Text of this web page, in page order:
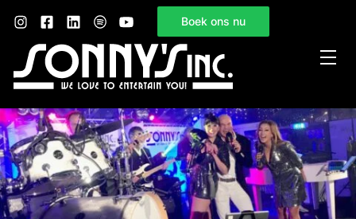
Boek ons nu
Home
Sonny’s Inc.
Mogelijkheden